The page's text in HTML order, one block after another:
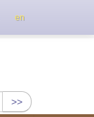
>>
en